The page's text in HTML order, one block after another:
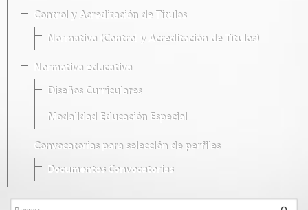
Control y Acreditación de Títulos
Normativa (Control y Acreditación de Títulos)
Normativa educativa
Diseños Curriculares
Modalidad Educación Especial
Convocatorias para selección de perfiles
Documentos Convocatorias